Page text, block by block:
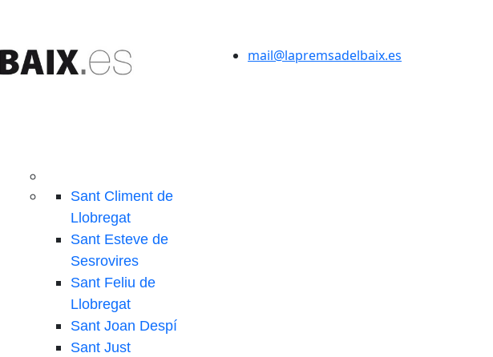
mail@lapremsadelbaix.es
Sant Climent de
Llobregat
Sant Esteve de
Sesrovires
Sant Feliu de
Llobregat
Sant Joan Despí
Sant Just